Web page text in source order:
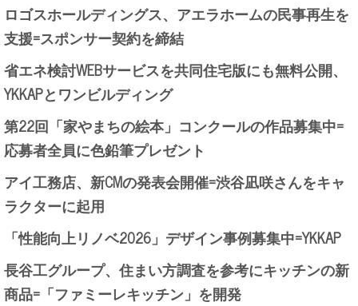
ロゴスホールディングス、アエラホームの民事再生を
支援=スポンサー契約を締結
省エネ検討WEBサービスを共同住宅版にも無料公開、
YKKAPとワンビルディング
第22回「家やまちの絵本」コンクールの作品募集中=
応募者全員に色鉛筆プレゼント
アイ工務店、新CMの発表会開催=渋谷凪咲さんをキャ
ラクターに起用
「性能向上リノベ2026」デザイン事例募集中=YKKAP
長谷工グループ、住まい方調査を参考にキッチンの新
商品=「ファミーレキッチン」を開発